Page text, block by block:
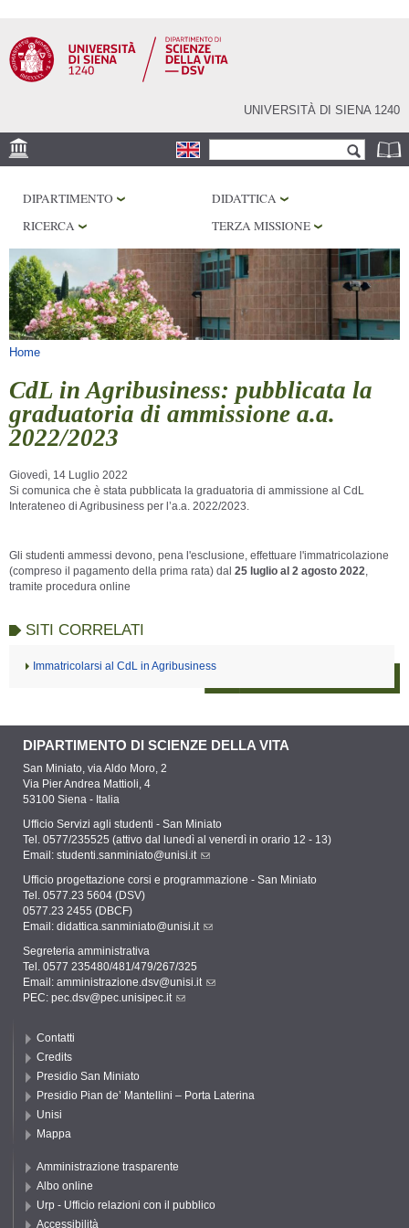
contenuto
principale
UNIVERSITÀ DI SIENA 1240
Form di ricerca
CORE FACILITIES
LABORATORI
BIBLIOTECHE
SERVIZI
DIPARTIMENTO
DIDATTICA
RICERCA
TERZA MISSIONE
Tu sei qui
Home
CdL in Agribusiness: pubblicata la
graduatoria di ammissione a.a.
2022/2023
Giovedì, 14 Luglio 2022
Si comunica che è stata pubblicata la graduatoria di ammissione al CdL
Interateneo di Agribusiness per l’a.a. 2022/2023.
Gli studenti ammessi devono, pena l'esclusione, effettuare l'immatricolazione
(compreso il pagamento della prima rata) dal 25 luglio al 2 agosto 2022
tramite procedura online
SITI CORRELATI
Immatricolarsi al CdL in Agribusiness
DIPARTIMENTO DI SCIENZE DELLA VITA
San Miniato, via Aldo Moro, 2
Via Pier Andrea Mattioli, 4
53100 Siena - Italia
Ufficio Servizi agli studenti - San Miniato
Tel. 0577/235525 (attivo dal lunedì al venerdì in orario 12 - 13)
Email: studenti.sanminiato@unisi.it
Ufficio progettazione corsi e programmazione - San Miniato
Tel. 0577.23 5604 (DSV)
0577.23 2455 (DBCF)
Email: didattica.sanminiato@unisi.it
Segreteria amministrativa
Tel. 0577 235480/481/479/267/325
Email: amministrazione.dsv@unisi.it
PEC: pec.dsv@pec.unisipec.it
Contatti
Credits
Presidio San Miniato
Presidio Pian de’ Mantellini – Porta Laterina
Unisi
Mappa
Amministrazione trasparente
Albo online
Urp - Ufficio relazioni con il pubblico
Accessibilità